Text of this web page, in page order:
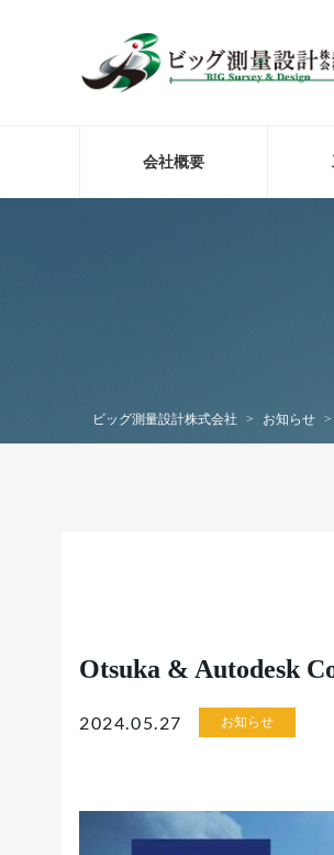
会社概要
ビッグ測量設計株式会社 > お知らせ >
Otsuka & Autodesk
2024.05.27 お知らせ